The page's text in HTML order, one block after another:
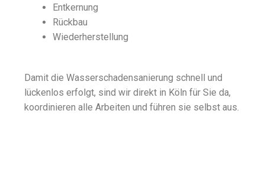
Entkernung
Rückbau
Wiederherstellung
Damit die Wasserschadensanierung schnell und
lückenlos erfolgt, sind wir direkt in Köln für Sie da,
koordinieren alle Arbeiten und führen sie selbst aus.